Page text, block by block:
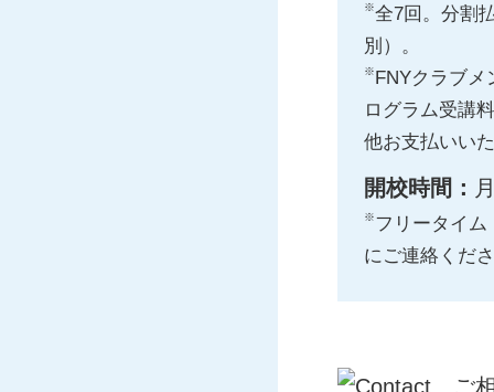
※全7回。分割
別）。
※FNYクラブ
ログラム受講
他お支払いい
開校時間：
※フリータイ
にご連絡くだ